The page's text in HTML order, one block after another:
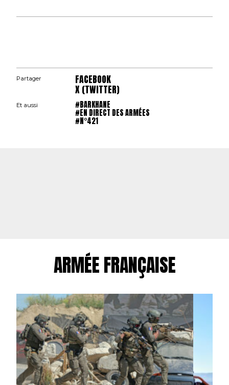
Partager FACEBOOK
X (TWITTER)
Et aussi #BARKHANE
#EN DIRECT DES ARMÉES
#N°421
ARMÉE FRANÇAISE